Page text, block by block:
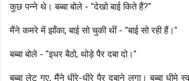
कुछ पन्ने थे। बब्बा बोले - "देखो बाई किते हैं?"
मैंने कमरे में झाँका, बाई सो चुकी थीं - "बाई सो रही हैं।"
बब्बा बोले - "इधर बैठो, थोड़े पैर दबा दो।"
बब्बा लेट गए, मैंने धीरे-धीरे पैर दबाने लगा। बब्बा धीमे